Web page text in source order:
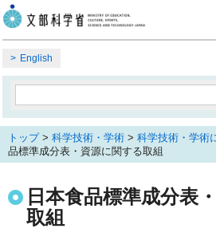
English
トップ> 科学技術・学術 > 科学技術・学術
品標準成分表・資源に関する取組
日本食品標準成分表
取組